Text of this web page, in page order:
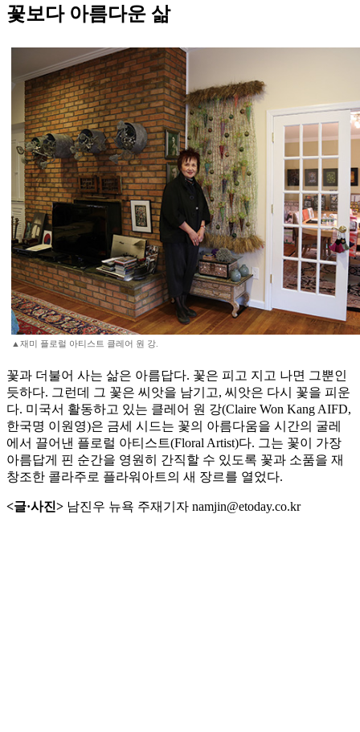
꽃보다 아름다운 삶
▲재미 플로럴 아티스트 클레어 원 강.
꽃과 더불어 사는 삶은 아름답다. 꽃은 피고 지고 나면 그뿐인
듯하다. 그런데 그 꽃은 씨앗을 남기고, 씨앗은 다시 꽃을 피운
다. 미국서 활동하고 있는 클레어 원 강(Claire Won Kang AIFD,
한국명 이원영)은 금세 시드는 꽃의 아름다움을 시간의 굴레
에서 끌어낸 플로럴 아티스트(Floral Artist)다. 그는 꽃이 가장
아름답게 핀 순간을 영원히 간직할 수 있도록 꽃과 소품을 재
창조한 콜라주로 플라워아트의 새 장르를 열었다.
<글·사진> 남진우 뉴욕 주재기자 namjin@etoday.co.kr